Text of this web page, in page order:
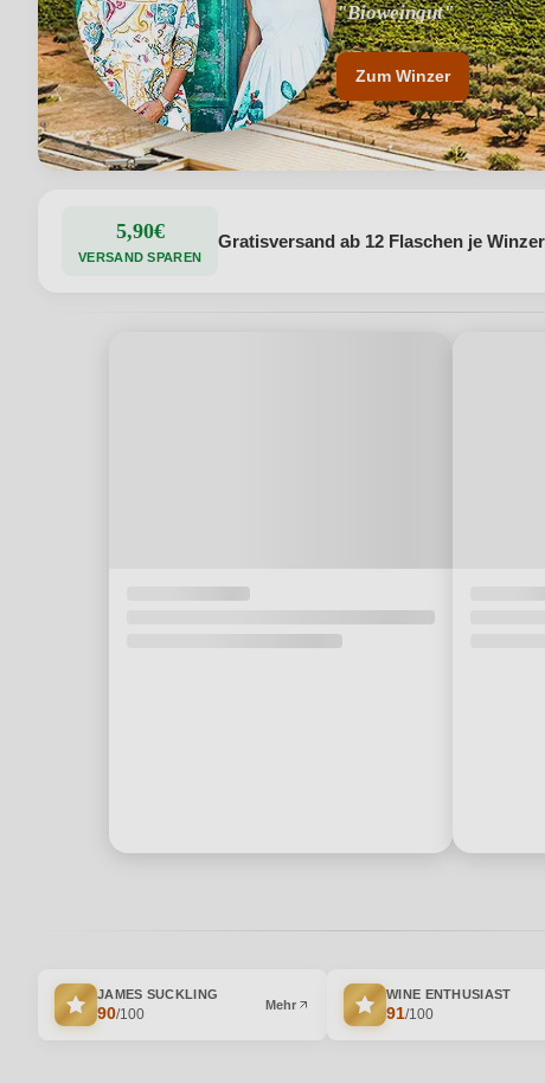
"Bioweingut"
"An der Südwestküste
Zum Winzer
5,90€
VERSAND SPAREN
Gratisversand ab 12 Flaschen je
JAMES SUCKLING
90/100
Mehr
WINE ENTHUSIAST
91/100